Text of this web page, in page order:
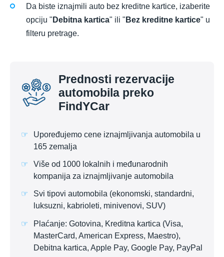
Da biste iznajmili auto bez kreditne kartice, izaberite
opciju " Debitna kartica" ili " Bez kreditne kartice" u
filteru pretrage.
Prednosti rezervacije
automobila preko
FindYCar
Upoređujemo cene iznajmljivanja automobila u
165 zemalja
Više od 1000 lokalnih i međunarodnih
kompanija za iznajmljivanje automobila
Svi tipovi automobila (ekonomski, standardni,
luksuzni, kabrioleti, minivenovi, SUV)
Plaćanje: Gotovina, Kreditna kartica (Visa,
MasterCard, American Express, Maestro),
Debitna kartica, Apple Pay, Google Pay, PayPal